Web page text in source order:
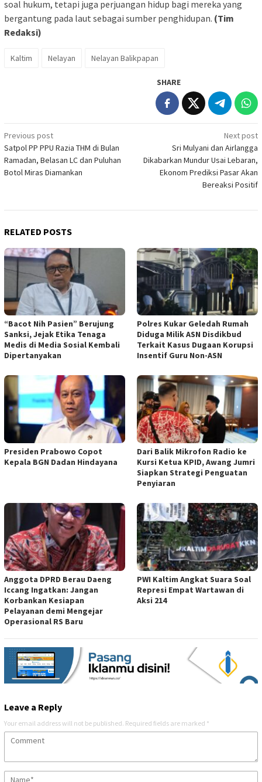
soal hukum, tetapi juga perjuangan hidup bagi mereka yang
bergantung pada laut sebagai sumber penghidupan. (Tim
Redaksi)
Kaltim Nelayan Nelayan Balikpapan
SHARE
Post
navigation
Previous post
Satpol PP PPU Razia THM di Bulan
Ramadan, Belasan LC dan Puluhan
Botol Miras Diamankan
Next post
Sri Mulyani dan Airlangga
Dikabarkan Mundur Usai Lebaran,
Ekonom Prediksi Pasar Akan
Bereaksi Positif
RELATED POSTS
“Bacot Nih Pasien” Berujung
Sanksi, Jejak Etika Tenaga
Medis di Media Sosial Kembali
Dipertanyakan
Polres Kukar Geledah Rumah
Diduga Milik ASN Disdikbud
Terkait Kasus Dugaan Korupsi
Insentif Guru Non-ASN
Presiden Prabowo Copot
Kepala BGN Dadan Hindayana
Dari Balik Mikrofon Radio ke
Kursi Ketua KPID, Awang Jumri
Siapkan Strategi Penguatan
Penyiaran
Anggota DPRD Berau Daeng
Iccang Ingatkan: Jangan
Korbankan Kesiapan
Pelayanan demi Mengejar
Operasional RS Baru
PWI Kaltim Angkat Suara Soal
Represi Empat Wartawan di
Aksi 214
Leave a Reply
Your email address will not be published. Required fields are marked *